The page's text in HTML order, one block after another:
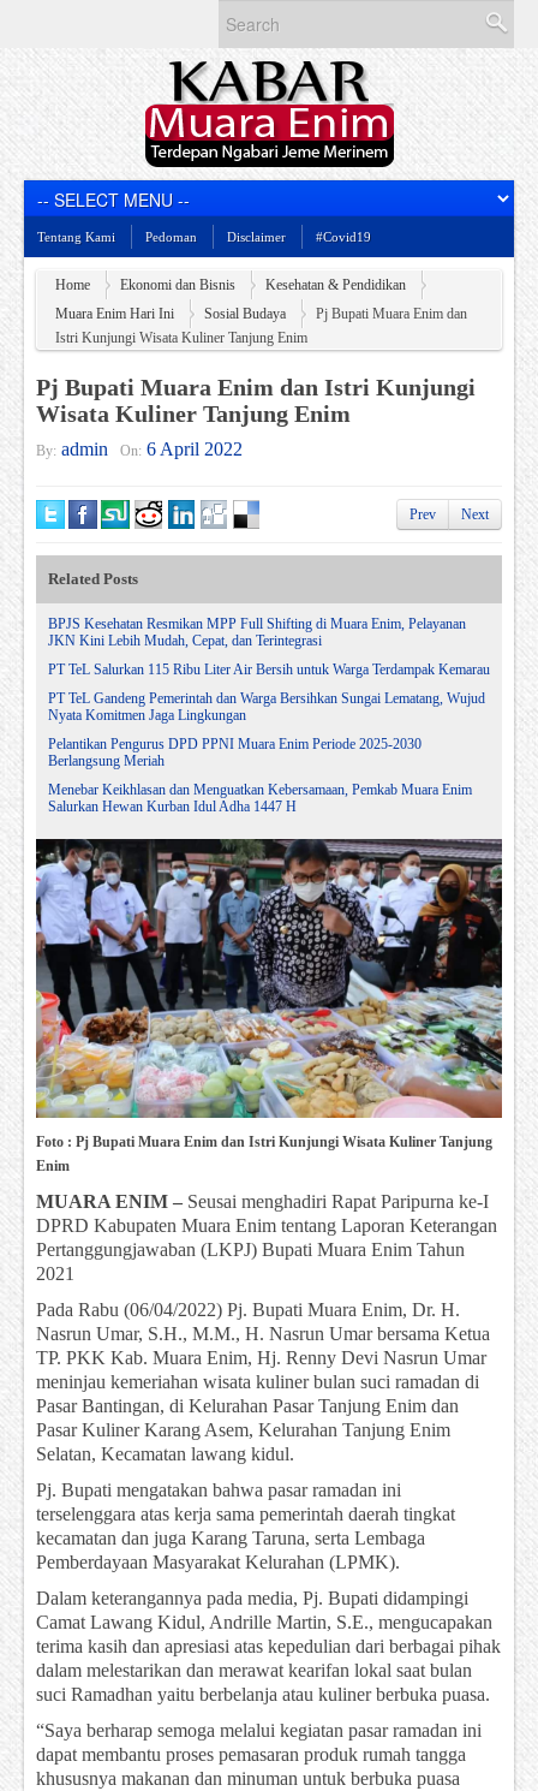
Tentang Kami Pedoman Disclaimer #Covid19
Home Ekonomi dan Bisnis
Kesehatan & Pendidikan
Muara Enim Hari Ini
Sosial Budaya
Pj Bupati Muara Enim dan
Istri Kunjungi Wisata Kuliner Tanjung Enim
Pj Bupati Muara Enim dan Istri Kunjungi
Wisata Kuliner Tanjung Enim
By: admin On: 6 April 2022
Prev Next
Related Posts
BPJS Kesehatan Resmikan MPP Full Shifting di Muara Enim, Pelayanan
JKN Kini Lebih Mudah, Cepat, dan Terintegrasi
PT TeL Salurkan 115 Ribu Liter Air Bersih untuk Warga Terdampak Kemarau
PT TeL Gandeng Pemerintah dan Warga Bersihkan Sungai Lematang, Wujud
Nyata Komitmen Jaga Lingkungan
Pelantikan Pengurus DPD PPNI Muara Enim Periode 2025-2030
Berlangsung Meriah
Menebar Keikhlasan dan Menguatkan Kebersamaan, Pemkab Muara Enim
Salurkan Hewan Kurban Idul Adha 1447 H
Foto : Pj Bupati Muara Enim dan Istri Kunjungi Wisata Kuliner Tanjung
Enim
MUARA ENIM – Seusai menghadiri Rapat Paripurna ke-I
DPRD Kabupaten Muara Enim tentang Laporan Keterangan
Pertanggungjawaban (LKPJ) Bupati Muara Enim Tahun
2021
Pada Rabu (06/04/2022) Pj. Bupati Muara Enim, Dr. H.
Nasrun Umar, S.H., M.M., H. Nasrun Umar bersama Ketua
TP. PKK Kab. Muara Enim, Hj. Renny Devi Nasrun Umar
meninjau kemeriahan wisata kuliner bulan suci ramadan di
Pasar Bantingan, di Kelurahan Pasar Tanjung Enim dan
Pasar Kuliner Karang Asem, Kelurahan Tanjung Enim
Selatan, Kecamatan lawang kidul.
Pj. Bupati mengatakan bahwa pasar ramadan ini
terselenggara atas kerja sama pemerintah daerah tingkat
kecamatan dan juga Karang Taruna, serta Lembaga
Pemberdayaan Masyarakat Kelurahan (LPMK).
Dalam keterangannya pada media, Pj. Bupati didampingi
Camat Lawang Kidul, Andrille Martin, S.E., mengucapakan
terima kasih dan apresiasi atas kepedulian dari berbagai pihak
dalam melestarikan dan merawat kearifan lokal saat bulan
suci Ramadhan yaitu berbelanja atau kuliner berbuka puasa.
“Saya berharap semoga melalui kegiatan pasar ramadan ini
dapat membantu proses pemasaran produk rumah tangga
khususnya makanan dan minuman untuk berbuka puasa